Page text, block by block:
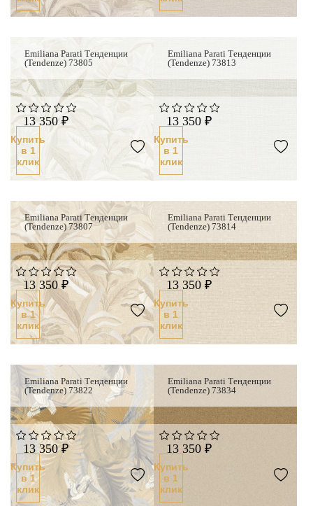
Emiliana Parati Тенденции
(Tendenze) 73805
13 350 ₽
Купить
в 1
клик
Emiliana Parati Тенденции
(Tendenze) 73813
13 350 ₽
Купить
в 1
клик
Emiliana Parati Тенденции
(Tendenze) 73807
13 350 ₽
Купить
в 1
клик
Emiliana Parati Тенденции
(Tendenze) 73814
13 350 ₽
Купить
в 1
клик
Emiliana Parati Тенденции
(Tendenze) 73822
13 350 ₽
Купить
в 1
клик
Emiliana Parati Тенденции
(Tendenze) 73834
13 350 ₽
Купить
в 1
клик